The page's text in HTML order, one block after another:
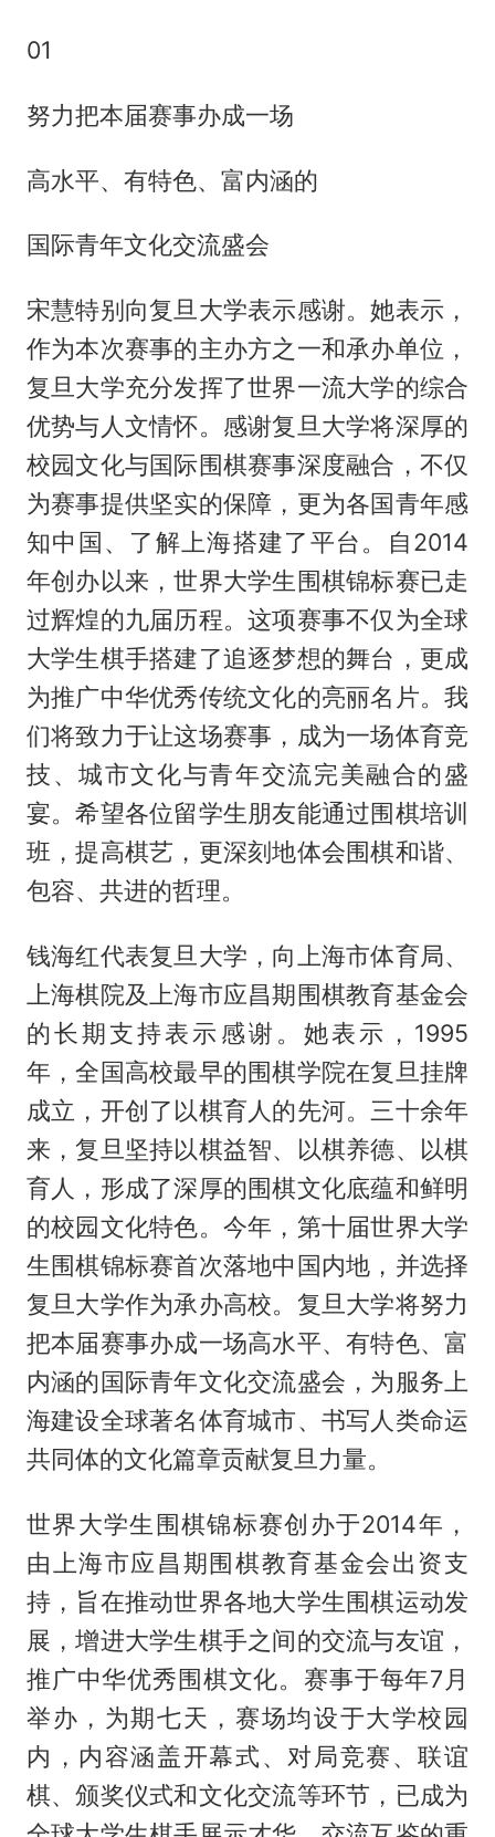
01
努力把本届赛事办成一场
高水平、有特色、富内涵的
国际青年文化交流盛会
宋慧特别向复旦大学表示感谢。她表示，
作为本次赛事的主办方之一和承办单位，
复旦大学充分发挥了世界一流大学的综合
优势与人文情怀。感谢复旦大学将深厚的
校园文化与国际围棋赛事深度融合，不仅
为赛事提供坚实的保障，更为各国青年感
知中国、了解上海搭建了平台。自2014
年创办以来，世界大学生围棋锦标赛已走
过辉煌的九届历程。这项赛事不仅为全球
大学生棋手搭建了追逐梦想的舞台，更成
为推广中华优秀传统文化的亮丽名片。我
们将致力于让这场赛事，成为一场体育竞
技、城市文化与青年交流完美融合的盛
宴。希望各位留学生朋友能通过围棋培训
班，提高棋艺，更深刻地体会围棋和谐、
包容、共进的哲理。
钱海红代表复旦大学，向上海市体育局、
上海棋院及上海市应昌期围棋教育基金会
的长期支持表示感谢。她表示，1995
年，全国高校最早的围棋学院在复旦挂牌
成立，开创了以棋育人的先河。三十余年
来，复旦坚持以棋益智、以棋养德、以棋
育人，形成了深厚的围棋文化底蕴和鲜明
的校园文化特色。今年，第十届世界大学
生围棋锦标赛首次落地中国内地，并选择
复旦大学作为承办高校。复旦大学将努力
把本届赛事办成一场高水平、有特色、富
内涵的国际青年文化交流盛会，为服务上
海建设全球著名体育城市、书写人类命运
共同体的文化篇章贡献复旦力量。
世界大学生围棋锦标赛创办于2014年，
由上海市应昌期围棋教育基金会出资支
持，旨在推动世界各地大学生围棋运动发
展，增进大学生棋手之间的交流与友谊，
推广中华优秀围棋文化。赛事于每年7月
举办，为期七天，赛场均设于大学校园
内，内容涵盖开幕式、对局竞赛、联谊
棋、颁奖仪式和文化交流等环节，已成为